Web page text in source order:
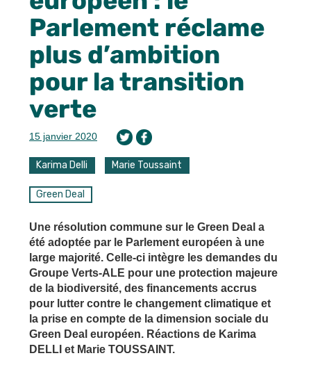
Parlement réclame
plus d’ambition
pour la transition
verte
15 janvier 2020
Karima Delli Marie Toussaint
Green Deal
Une résolution commune sur le Green Deal a
été adoptée par le Parlement européen à une
large majorité. Celle-ci intègre les demandes du
Groupe Verts-ALE pour une protection majeure
de la biodiversité, des financements accrus
pour lutter contre le changement climatique et
la prise en compte de la dimension sociale du
Green Deal européen. Réactions de Karima
DELLI et Marie TOUSSAINT.